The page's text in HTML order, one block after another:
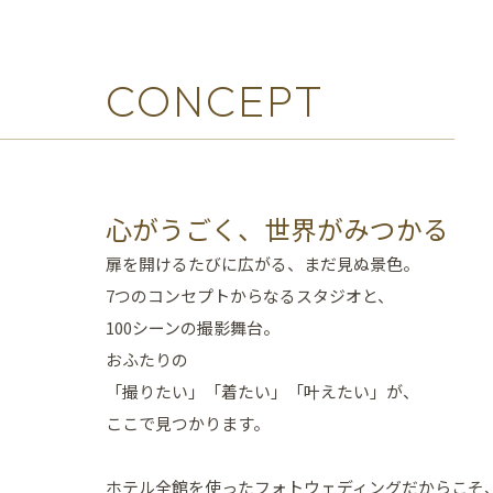
CONCEPT
心がうごく、世界がみつかる
扉を開けるたびに広がる、まだ見ぬ景色。
7つのコンセプトからなるスタジオと、
100シーンの撮影舞台。
おふたりの
「撮りたい」「着たい」「叶えたい」が、
ここで見つかります。
ホテル全館を使ったフォトウェディングだからこそ